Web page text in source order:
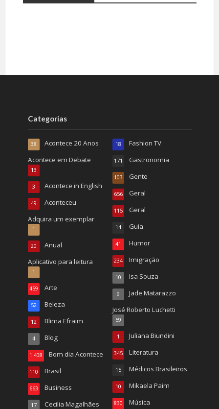
Categorias
Acontece 20 Anos
38
Acontece em Debate
13
Acontece in English
3
Aconteceu
49
Adquira um exemplar
1
Anual
20
Aplicativo para leitura
1
Arte
459
Beleza
52
Blima Efraim
12
Blog
4
Bom dia Acontece
1.408
Brasil
110
Business
663
Cecilia Magalhães
17
Fashion TV
18
Gastronomia
171
Gente
103
Geral
656
Geral
115
Guia
14
Humor
41
Imigração
234
Isa Souza
10
Jade Matarazzo
9
José Roberto Luchetti
59
Juliana Biundini
1
Literatura
345
Médicos Brasileiros
15
Mikaela Paim
10
Música
830